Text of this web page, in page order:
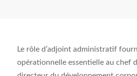
Le rôle d’adjoint administratif
opérationnelle essentielle au chef